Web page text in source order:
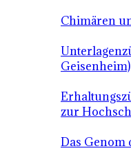
Chimären
Geisenheim)
zur
Das Genom